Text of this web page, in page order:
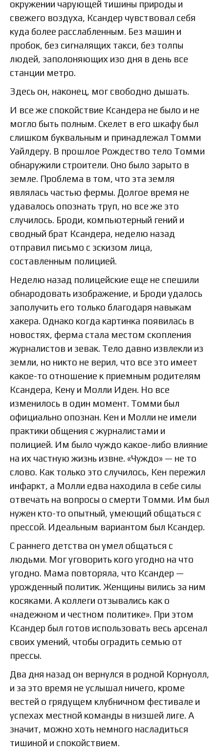
окружении чарующей тишины природы и
свежего воздуха, Ксандер чувствовал себя
куда более расслабленным. Без машин и
пробок, без сигналящих такси, без толпы
людей, заполоняющих изо дня в день все
станции метро.
Здесь он, наконец, мог свободно дышать.
И все же спокойствие Ксандера не было и не
могло быть полным. Скелет в его шкафу был
слишком буквальным и принадлежал Томми
Уайлдеру. В прошлое Рождество тело Томми
обнаружили строители. Оно было зарыто в
земле. Проблема в том, что эта земля
являлась частью фермы. Долгое время не
удавалось опознать труп, но все же это
случилось. Броди, компьютерный гений и
сводный брат Ксандера, неделю назад
отправил письмо с эскизом лица,
составленным полицией.
Неделю назад полицейские еще не спешили
обнародовать изображение, и Броди удалось
заполучить его только благодаря навыкам
хакера. Однако когда картинка появилась в
новостях, ферма стала местом скопления
журналистов и зевак. Тело давно извлекли из
земли, но никто не верил, что все это имеет
какое-то отношение к приемным родителям
Ксандера, Кену и Молли Иден. Но все
изменилось в один момент. Томми был
официально опознан. Кен и Молли не имели
практики общения с журналистами и
полицией. Им было чуждо какое-либо влияние
на их частную жизнь извне. «Чуждо» — не то
слово. Как только это случилось, Кен пережил
инфаркт, а Молли едва находила в себе силы
отвечать на вопросы о смерти Томми. Им был
нужен кто-то опытный, умеющий общаться с
прессой. Идеальным вариантом был Ксандер.
С раннего детства он умел общаться с
людьми. Мог уговорить кого угодно на что
угодно. Мама повторяла, что Ксандер —
урожденный политик. Женщины вились за ним
косяками. А коллеги отзывались как о
«надежном и честном политике». При этом
Ксандер был готов использовать весь арсенал
своих умений, чтобы оградить семью от
прессы.
Два дня назад он вернулся в родной Корнуолл,
и за это время не услышал ничего, кроме
вестей о грядущем клубничном фестивале и
успехах местной команды в низшей лиге. А
значит, можно хоть немного насладиться
тишиной и спокойствием.